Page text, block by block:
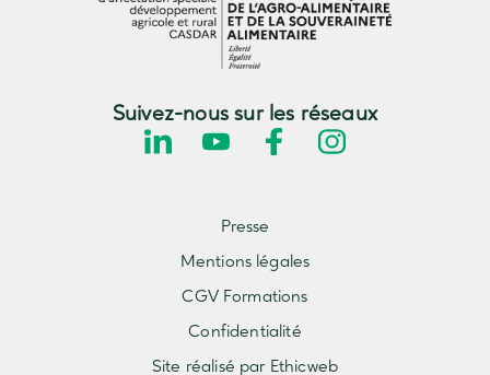
Suivez-nous sur les réseaux
Presse
Mentions légales
CGV Formations
Confidentialité
Site réalisé par Ethicweb